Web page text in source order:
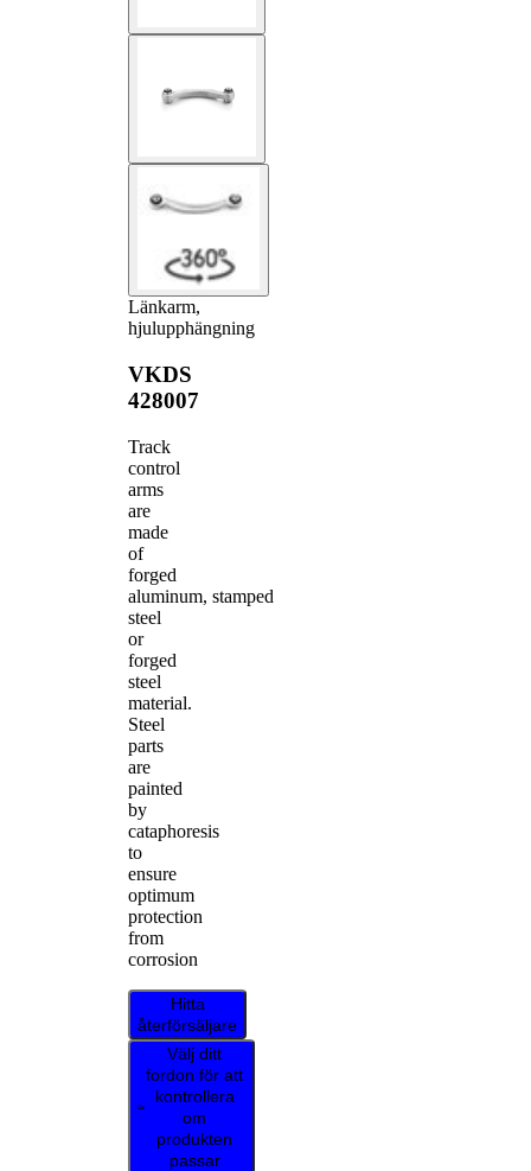
Länkarm,
hjulupphängning
VKDS
428007
Track
control
arms
are
made
of
forged
aluminum, stamped
steel
or
forged
steel
material.
Steel
parts
are
painted
by
cataphoresis
to
ensure
optimum
protection
from
corrosion
Hitta
återförsäljare
Välj ditt
fordon för att
kontrollera
om
produkten
passar